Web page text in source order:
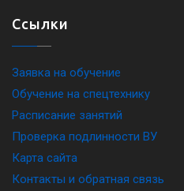
Ссылки
Заявка на обучение
Обучение на спецтехнику
Расписание занятий
Проверка подлинности ВУ
Карта сайта
Контакты и обратная связь